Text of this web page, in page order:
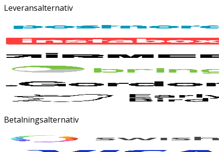
Leveransalternativ
Betalningsalternativ